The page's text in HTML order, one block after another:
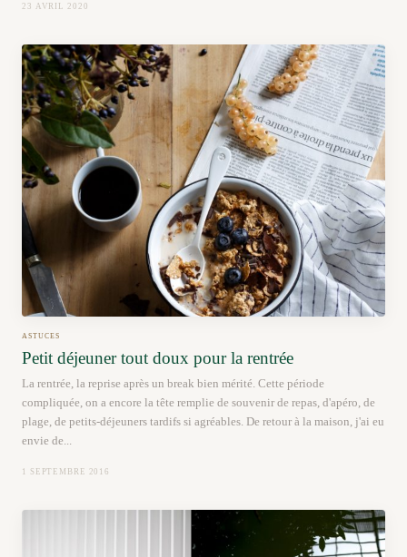
23 AVRIL 2020
ASTUCES
Petit déjeuner tout doux pour la rentrée
La rentrée, la reprise après un break bien mérité. Cette période
compliquée, on a encore la tête remplie de souvenir de repas, d'apéro, de
plage, de petits-déjeuners tardifs si agréables. De retour à la maison, j'ai eu
envie de...
1 SEPTEMBRE 2016